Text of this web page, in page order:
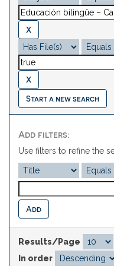
Start a new search
Add filters:
Use filters to refine the
Results/Page
In order